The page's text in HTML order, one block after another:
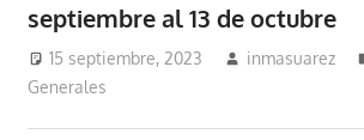
septiembre al 13 de octubre
15 septiembre, 2023 inmasuarez
Generales